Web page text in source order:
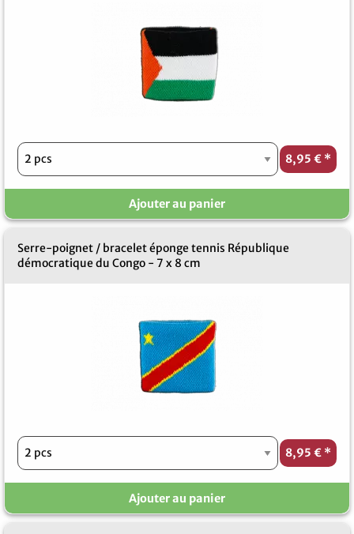
8,95 € *
Ajouter au panier
Serre-poignet / bracelet éponge tennis République
démocratique du Congo - 7 x 8 cm
8,95 € *
Ajouter au panier